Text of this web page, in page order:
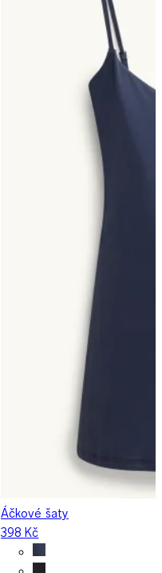
Áčkové šaty
398 Kč